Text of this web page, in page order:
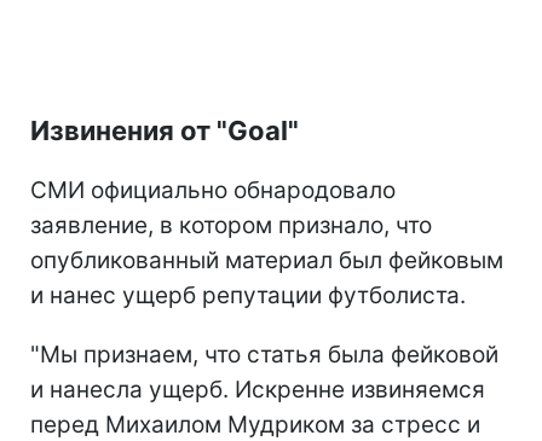
Извинения от "Goal"
СМИ официально обнародовало
заявление, в котором признало, что
опубликованный материал был фейковым
и нанес ущерб репутации футболиста.
"Мы признаем, что статья была фейковой
и нанесла ущерб. Искренне извиняемся
перед Михаилом Мудриком за стресс и